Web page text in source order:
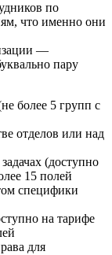
по
что именно они
—
пару
более 5 групп с
отделов или над
(доступно
15 полей
специфики
на тарифе
для